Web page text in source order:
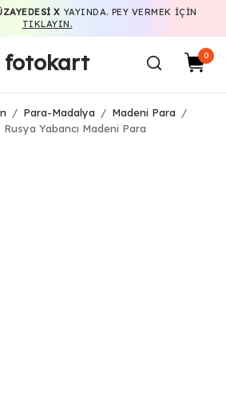
X YAYINDA. PEY VERMEK IÇIN
TIKLAYIN.
fotokart 0
/ Para-Madalya / Madeni Para
/
Rusya Yabancı Madeni Para